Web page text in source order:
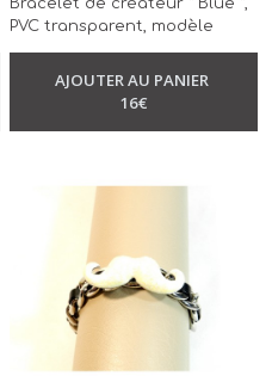
PVC transparent, modèle
- Bracelet
AJOUTER AU PANIER
16€